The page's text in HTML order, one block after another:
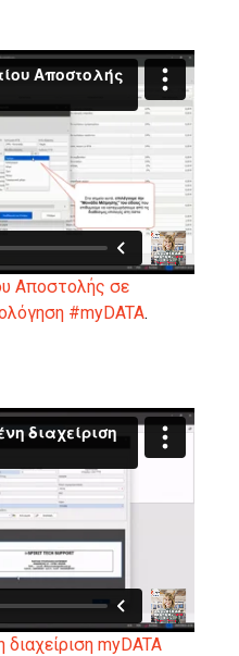
Αποστολής σε
#myDATA.
myDATA